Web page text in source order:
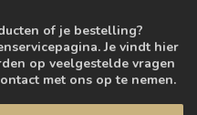
of je bestelling?
Je vindt hier
op veelgestelde vragen
met ons op te nemen.